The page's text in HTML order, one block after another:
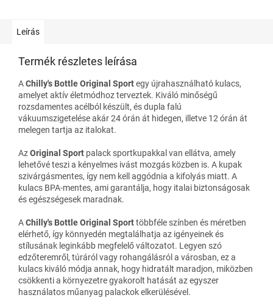
Leírás
Termék részletes leírása
AChilly's Bottle Original Sportegy újrahasználható kulacs,
amelyet aktív életmódhoz terveztek. Kiváló minőségű
rozsdamentes acélból készült, és dupla falú
vákuumszigetelése akár 24 órán át hidegen, illetve 12 órán át
melegen tartja az italokat.
AzOriginal Sport palack sportkupakkal van ellátva, amely
lehetővé teszi a kényelmes ivást mozgás közben is. A kupak
szivárgásmentes, így nem kell aggódnia a kifolyás miatt. A
kulacs BPA-mentes, ami garantálja, hogy italai biztonságosak
és egészségesek maradnak.
AChilly's Bottle Original Sporttöbbféle színben és méretben
elérhető, így könnyedén megtalálhatja az igényeinek és
stílusának leginkább megfelelő változatot. Legyen szó
edzőteremről, túráról vagy rohangálásról a városban, ez a
kulacs kiváló módja annak, hogy hidratált maradjon, miközben
csökkenti a környezetre gyakorolt hatását az egyszer
használatos műanyag palackok elkerülésével.